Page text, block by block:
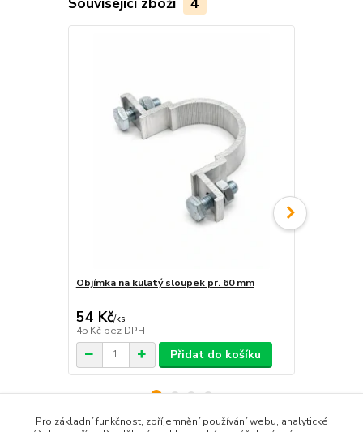
Objímka na kulatý sloupek pr. 60 mm
54 Kč/ks
45 Kč bez DPH
Přidat do košíku
Pro základní funkčnost, zpříjemnění používání webu, analytické